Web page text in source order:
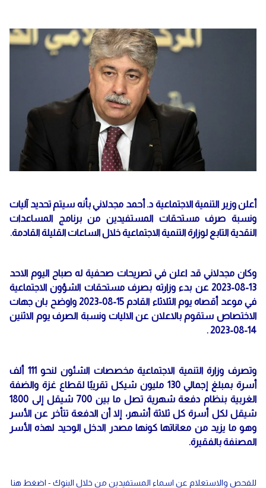
أعلن وزير التنمية الاجتماعية د. أحمد مجدلاني بأنه سيتم تحديد آليات
ونسبة صرف مستحقات المستفيدين من برنامج المساعدات
النقدية التابع لوزارة التنمية الاجتماعية خلال الساعات القليلة القادمة.
وكان مجدلاني قد اعلن في تصريحات صحفية له صباح اليوم الاحد
13-08-2023 عن بدء وزارته بصرف مستحقات الشؤون الاجتماعية
في موعد أقصاه يوم الثلاثاء القادم 15-08-2023 واوضح بان جهات
الاختصاص ستقوم بالاعلان عن الاليات ونسبة الصرف يوم الاثنين
14-08-2023 .
وتصرف وزارة التنمية الاجتماعية مخصصات الشئون لنحو 111 ألف
أسرة بمبلغ إجمالي 130 مليون شيكل تقريبًا لقطاع غزة والضفة
الغربية بنظام دفعة شهرية تصل ما بين 700 شيقل إلى 1800
شيقل لكل أسرة كل ثلاثة أشهر، إلا أن الدفعة تتأخر عن الأسر
وهو ما يزيد من معاناتها كونها مصدر الدخل الوحيد لهذه الأسر
المصنفة بالفقيرة.
للفحص والاستعلام عن اسماء المستفيدين من خلال البنوك - اضغط هنا